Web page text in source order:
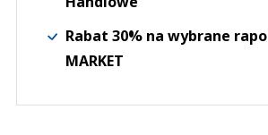
Rabat 30% na wybrane
MARKET